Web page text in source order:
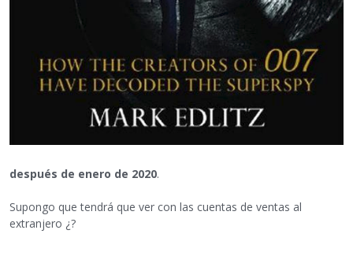
después de enero de 2020.
Supongo que tendrá que ver con las cuentas de ventas al
extranjero ¿?